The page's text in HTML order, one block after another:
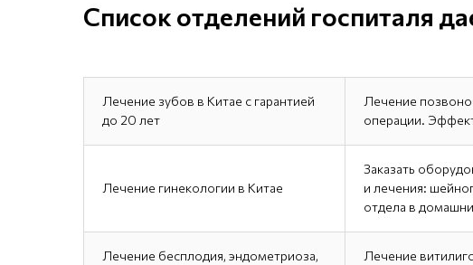
Список отделений госпиталя
Лечение зубов в Китае c гарантией
до 20 лет
Лечение
операции.
Лечение гинекологии в Китае
Заказать
и лечения:
отдела в
Лечение бесплодия, эндометриоза,
Лечение